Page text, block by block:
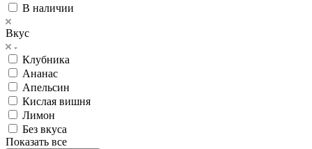
В наличии
Вкус
Клубника
Ананас
Апельсин
Кислая вишня
Лимон
Без вкуса
Показать все